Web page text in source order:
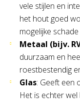
vele stijlen en
het hout goed
mogelijke
Metaal (bijv.
duurzaam en
roestbestendig
Glas: Geeft een
Het is echter wel